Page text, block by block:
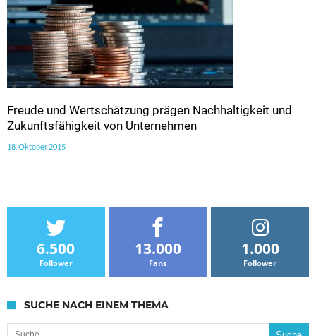
Freude und Wertschätzung prägen Nachhaltigkeit und
Zukunftsfähigkeit von Unternehmen
18. Oktober 2015
6.500
Follower
13.000
Fans
1.000
Follower
SUCHE NACH EINEM THEMA
Suche nach: